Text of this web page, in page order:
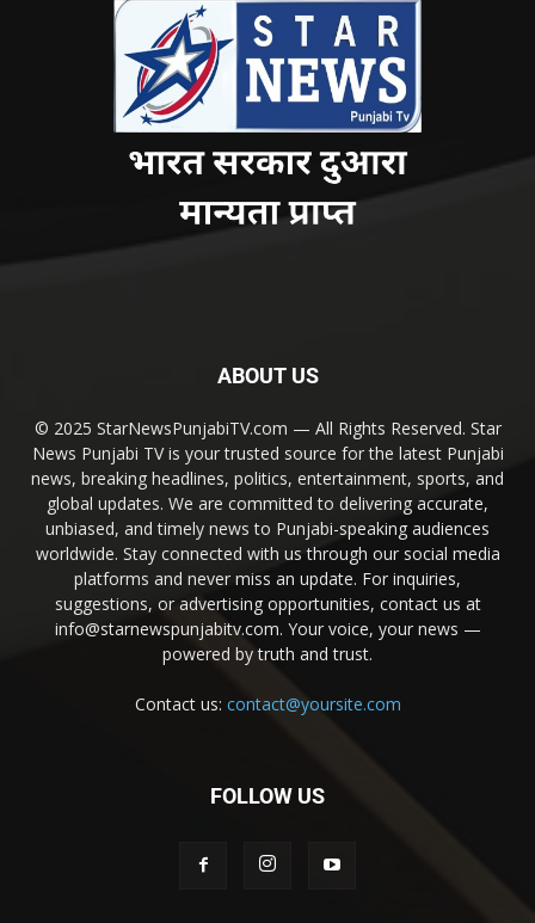
ABOUT US
© 2025 StarNewsPunjabiTV.com — All Rights Reserved. Star
News Punjabi TV is your trusted source for the latest Punjabi
news, breaking headlines, politics, entertainment, sports, and
global updates. We are committed to delivering accurate,
unbiased, and timely news to Punjabi-speaking audiences
worldwide. Stay connected with us through our social media
platforms and never miss an update. For inquiries,
suggestions, or advertising opportunities, contact us at
info@starnewspunjabitv.com. Your voice, your news —
powered by truth and trust.
Contact us: contact@yoursite.com
FOLLOW US